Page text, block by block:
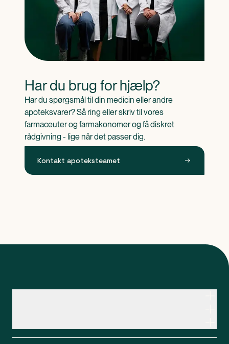
Har du brug for hjælp?
Har du spørgsmål til din medicin eller andre
apoteksvarer? Så ring eller skriv til vores
farmaceuter og farmakonomer og få diskret
rådgivning - lige når det passer dig.
Kontakt apoteksteamet
CVR: 37983446
Apopro guider